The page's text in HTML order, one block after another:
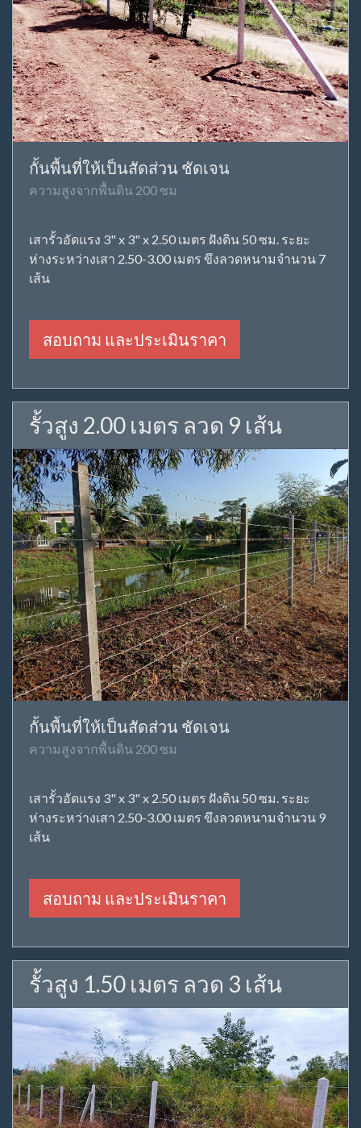
กั้นพื้นที่ให้เป็นสัดส่วน ชัดเจน
ความสูงจากพื้นดิน 200 ซม
เสารั้วอัดแรง 3" x 3" x 2.50 เมตร ฝังดิน 50 ซม. ระยะ
ห่างระหว่างเสา 2.50-3.00 เมตร ขึงลวดหนามจำนวน 7
เส้น
สอบถาม และประเมินราคา
รั้วสูง 2.00 เมตร ลวด 9 เส้น
กั้นพื้นที่ให้เป็นสัดส่วน ชัดเจน
ความสูงจากพื้นดิน 200 ซม
เสารั้วอัดแรง 3" x 3" x 2.50 เมตร ฝังดิน 50 ซม. ระยะ
ห่างระหว่างเสา 2.50-3.00 เมตร ขึงลวดหนามจำนวน 9
เส้น
สอบถาม และประเมินราคา
รั้วสูง 1.50 เมตร ลวด 3 เส้น